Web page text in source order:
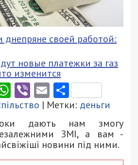
своей работой:
новые платежки за газ
изменится
WhatsApp
ViberEmail
| Метки: деньги
дають нам змогу
ЗМІ, а вам -
новини під ними.